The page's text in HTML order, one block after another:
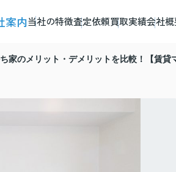
案内当社の特徴査定依頼買取実績会社
家のメリット・デメリットを比較！【賃貸